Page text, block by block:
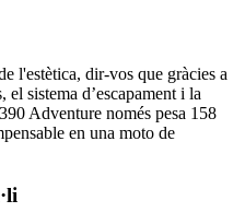
l'estètica, dir-vos que gràcies a
sistema d’escapament i la
Adventure només pesa 158
en una moto de